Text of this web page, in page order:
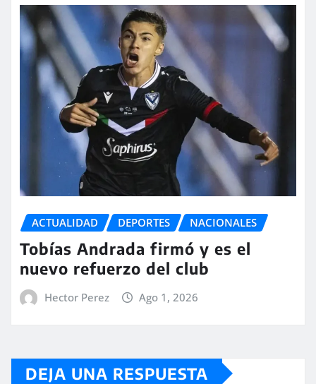
ACTUALIDAD DEPORTES NACIONALES
Tobías Andrada firmó y es el
nuevo refuerzo del club
Hector Perez Ago 1, 2026
DEJA UNA RESPUESTA